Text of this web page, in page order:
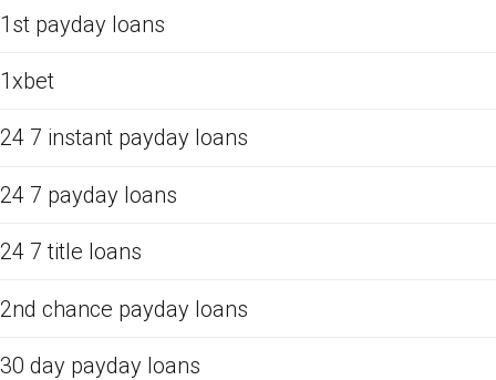
1st payday loans
1xbet
24 7 instant payday loans
24 7 payday loans
24 7 title loans
2nd chance payday loans
30 day payday loans